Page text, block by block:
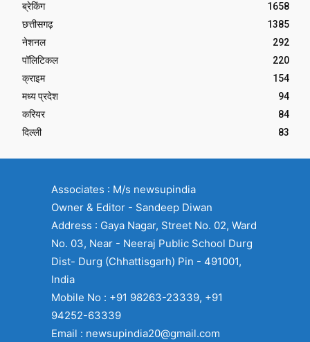
ब्रेकिंग
1658
छत्तीसगढ़
1385
नेशनल
292
पॉलिटिकल
220
क्राइम
154
मध्य प्रदेश
94
करियर
84
दिल्ली
83
Associates : M/s newsupindia
Owner & Editor - Sandeep Diwan
Address : Gaya Nagar, Street No. 02, Ward
No. 03, Near - Neeraj Public School Durg
Dist- Durg (Chhattisgarh) Pin - 491001,
India
Mobile No : +91 98263-23339, +91
94252-63339
Email : newsupindia20@gmail.com